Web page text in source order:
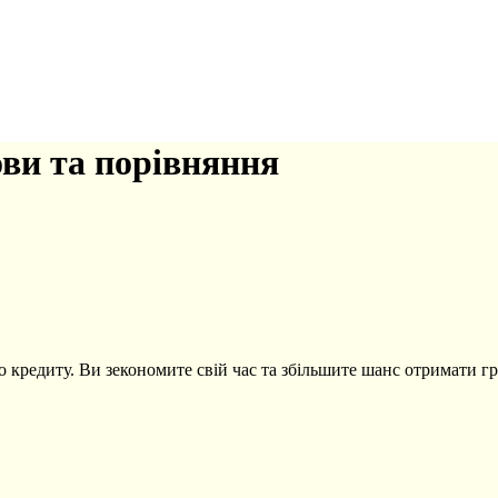
та порівняння
Ви зекономите свій час та збільшите шанс отримати